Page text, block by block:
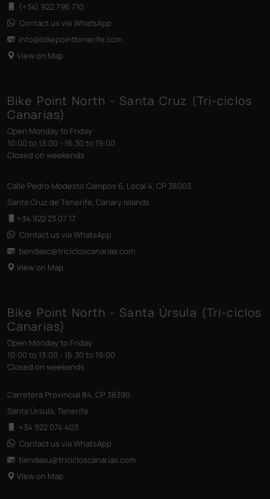
(+34) 922 796 710
Contact us via WhatsApp
info@bikepointtenerife .com
View on Map
Bike Point North - Santa Cruz (Tri-ciclos
Canarias)
Open Monday to Friday
10:00 to 13:00 - 16:30 to 19:00
Closed on weekends
Calle Pedro Modesto Campos 6, Local 4, CP 38003
Santa Cruz de Tenerife, Canary Islands
+34 922 23 07 17
Contact us via WhatsApp
tiendasc@tricicloscanarias .com
View on Map
Bike Point North - Santa Úrsula (Tri-ciclos
Canarias)
Open Monday to Friday
10:00 to 13:00 - 16:30 to 19:00
Closed on weekends
Carretera Provincial 84, CP 38390
Santa Úrsula, Tenerife
+34 922 074 403
Contact us via WhatsApp
tiendasu@tricicloscanarias .com
View on Map